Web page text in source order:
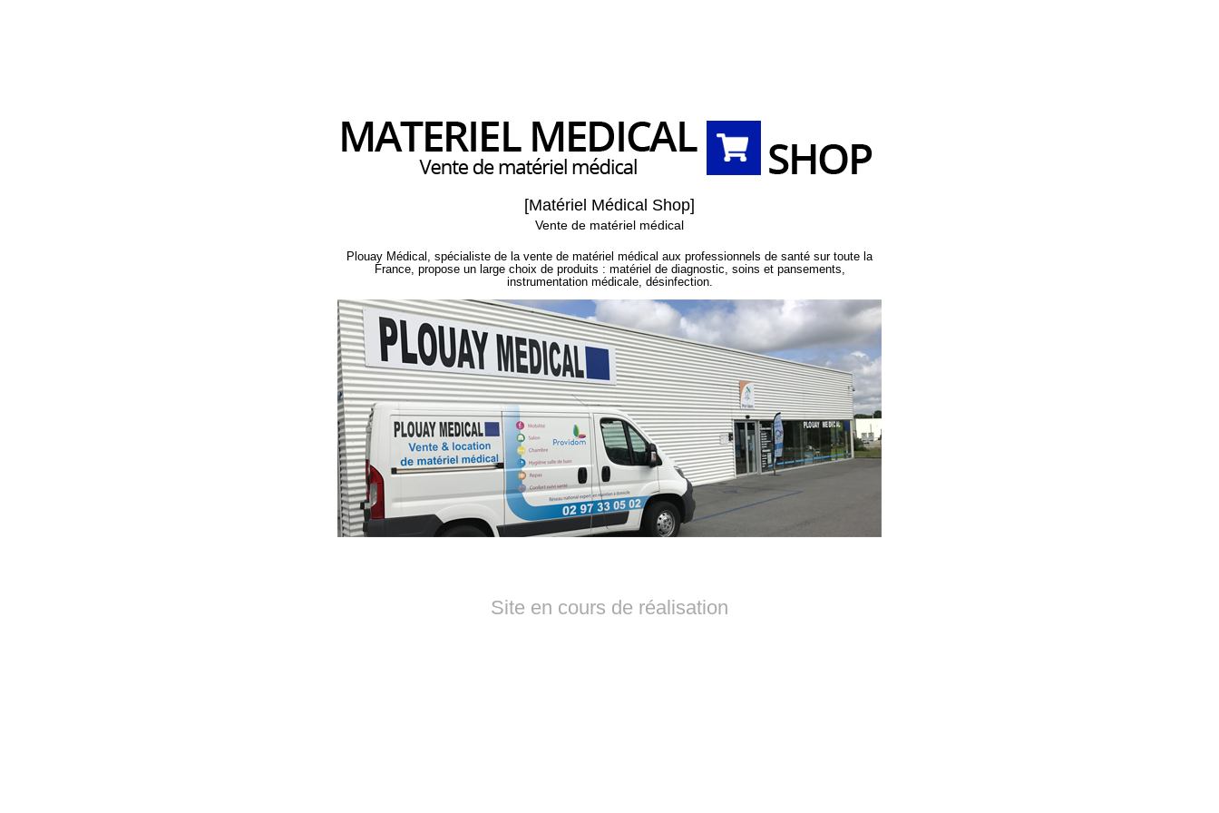
[Matériel Médical Shop]
Vente de matériel médical
Plouay Médical, spécialiste de la vente de matériel médical aux professionnels de santé sur toute la
France, propose un large choix de produits : matériel de diagnostic, soins et pansements,
instrumentation médicale, désinfection.
Site en cours de réalisation